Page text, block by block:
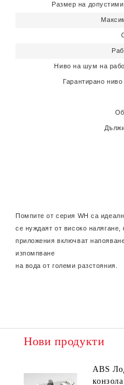
Размер на
Ниво на шум на
Гарантирано
Помпите от серия WH са
се нуждаят от високо
приложения включват
изпомпване
на вода от големи разстояния.
Нови продукти
ABS